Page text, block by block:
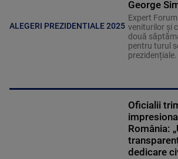
ALEGERI PREZIDENTIALE 2025
George
Expert
veniturilor și
două
pentru turul
prezidențiale.
Oficialii
România:
dedicare